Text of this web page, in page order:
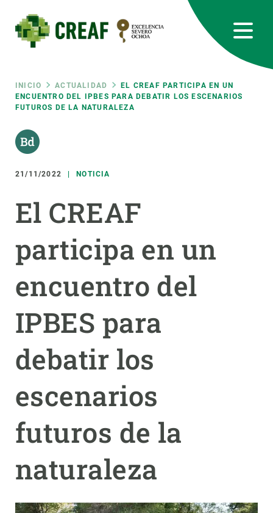
contenido
principal
Ruta
de
navegación
INICIO ACTUALIDAD
EL CREAF PARTICIPA EN UN
ENCUENTRO DEL IPBES PARA DEBATIR LOS ESCENARIOS
FUTUROS DE LA NATURALEZA
21/11/2022 NOTICIA
El CREAF
participa en un
encuentro del
IPBES para
debatir los
escenarios
futuros de la
naturaleza
RRSS
Featured
responsive
Responsive
menu
INVESTIGACIÓN
CIENCIA EN ACCIÓN
NOTICIAS Y AGENDA